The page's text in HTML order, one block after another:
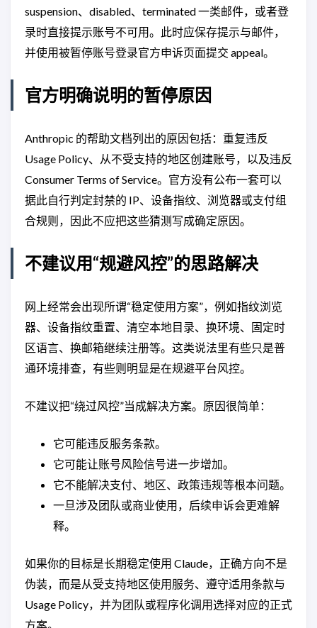
suspension、disabled、terminated 一类邮件，或者登
录时直接提示账号不可用。此时应保存提示与邮件，
并使用被暂停账号登录官方申诉页面提交 appeal。
官方明确说明的暂停原因
Anthropic 的帮助文档列出的原因包括：重复违反
Usage Policy、从不受支持的地区创建账号，以及违反
Consumer Terms of Service。官方没有公布一套可以
据此自行判定封禁的 IP、设备指纹、浏览器或支付组
合规则，因此不应把这些猜测写成确定原因。
不建议用“规避风控”的思路解决
网上经常会出现所谓“稳定使用方案”，例如指纹浏览
器、设备指纹重置、清空本地目录、换环境、固定时
区语言、换邮箱继续注册等。这类说法里有些只是普
通环境排查，有些则明显是在规避平台风控。
不建议把“绕过风控”当成解决方案。原因很简单：
它可能违反服务条款。
它可能让账号风险信号进一步增加。
它不能解决支付、地区、政策违规等根本问题。
一旦涉及团队或商业使用，后续申诉会更难解
释。
如果你的目标是长期稳定使用 Claude，正确方向不是
伪装，而是从受支持地区使用服务、遵守适用条款与
Usage Policy，并为团队或程序化调用选择对应的正式
方案。